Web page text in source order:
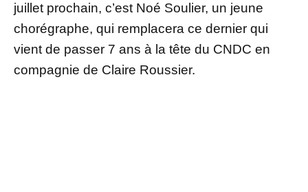
juillet prochain, c’est Noé Soulier, un jeune
chorégraphe, qui remplacera ce dernier qui
vient de passer 7 ans à la tête du CNDC en
compagnie de Claire Roussier.